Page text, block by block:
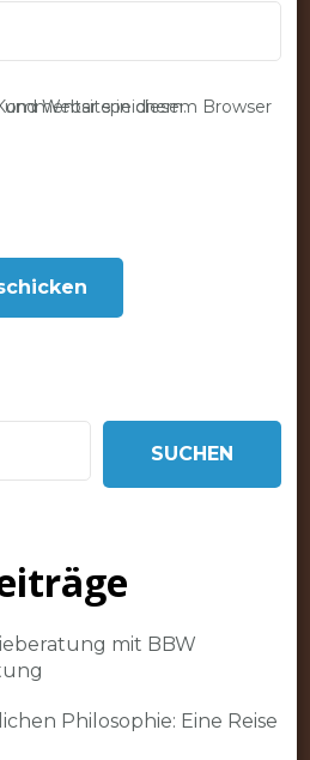
für meinen nächsten Kommentar speichern.
SUCHEN
mit BBW
Philosophie: Eine Reise